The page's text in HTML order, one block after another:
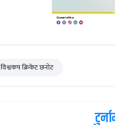
विश्वकप क्रिकेट छनोट